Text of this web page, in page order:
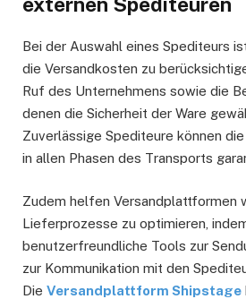
Bei der Auswahl eines Spediteurs
die Versandkosten zu
Ruf des Unternehmens sowie die
denen die Sicherheit der Ware
Zuverlässige Spediteure können
in allen Phasen des Transports
Zudem helfen Versandplattformen
Lieferprozesse zu optimieren,
benutzerfreundliche Tools zur
zur Kommunikation mit den
Die Versandplattform Shipstage